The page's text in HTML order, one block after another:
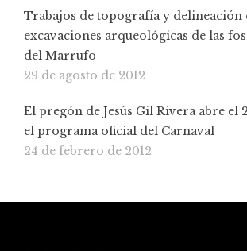
Trabajos de topografía y delineación
excavaciones arqueológicas de las
del Marrufo
29 de agosto de 2012
El pregón de Jesús Gil Rivera abre el
el programa oficial del Carnaval
24 de febrero de 2012